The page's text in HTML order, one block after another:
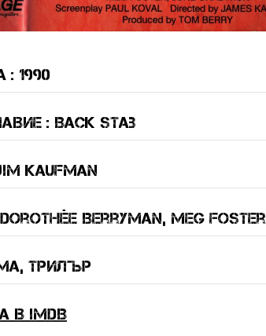
: 1990
: Back Stab
Kaufman
Berryman, Meg Foster
трилър
в IMDB